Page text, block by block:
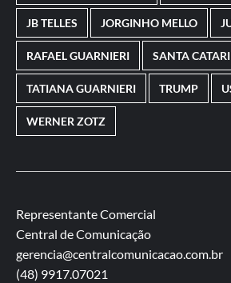
JB TELLES JORGINHO MELLO
RAFAEL GUARNIERI SANTA
TATIANA GUARNIERI TRUMP
WERNER ZOTZ
Representante Comercial
Central de Comunicação
gerencia@centralcomunicacao.com.br
(48) 9917.07021